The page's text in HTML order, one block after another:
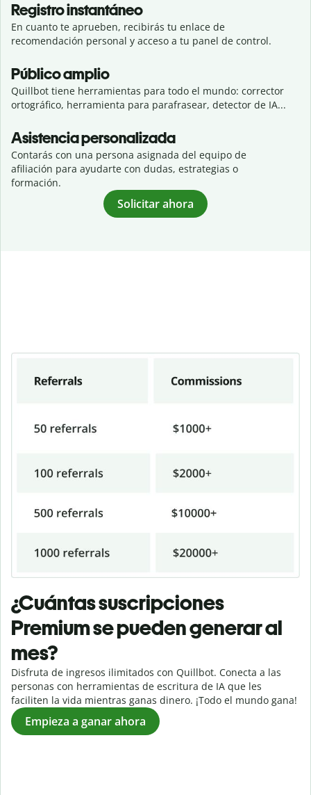
Registro instantáneo
En cuanto te aprueben, recibirás tu enlace de
recomendación personal y acceso a tu panel de control.
Público amplio
Quillbot tiene herramientas para todo el mundo: corrector
ortográfico, herramienta para parafrasear, detector de IA...
Asistencia personalizada
Contarás con una persona asignada del equipo de
afiliación para ayudarte con dudas, estrategias o
formación.
Solicitar ahora
¿Cuántas suscripciones
Premium se pueden generar al
mes?
Disfruta de ingresos ilimitados con Quillbot. Conecta a las
personas con herramientas de escritura de IA que les
faciliten la vida mientras ganas dinero. ¡Todo el mundo gana!
Empieza a ganar ahora